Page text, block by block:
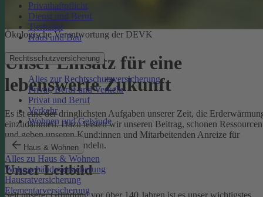
Privathaftpflicht
Dienst und Beruf
Tierhalter
Haus und Bau
Rechtsschutzversicherung
Alles zur Rechtsschutzversicherung
Privat, Beruf und Verkehr
Privat und Beruf
Verkehr
Wohnen und Gebäude
Haus & Wohnen
Alles zu Haus & Wohnen
Wohngebäudeversicherung
Hausratversicherung
Elementarversicherung
Ökologische Verantwortung der DEVK
Unser Einsatz für eine
lebenswerte Zukunft
Es ist eine der dringlichsten Aufgaben unserer Zeit, die
einzudämmen. Dazu leisten wir unseren Beitrag, schonen Ressourcen
und geben unseren Kund:innen und Mitarbeitenden Anreize für
umweltbewusstes Handeln.
Unser Leitbild
Seit unserer Gründung vor über 140 Jahren ist es unser wichtigstes